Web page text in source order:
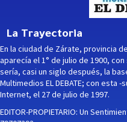
La Trayectoria
En la ciudad de Zárate, provincia
aparecía el 1° de julio de 1900,
sería, casi un siglo después, la
Multimedios EL DEBATE; con esta
Internet, el 27 de julio de 1997.
EDITOR-PROPIETARIO: Un